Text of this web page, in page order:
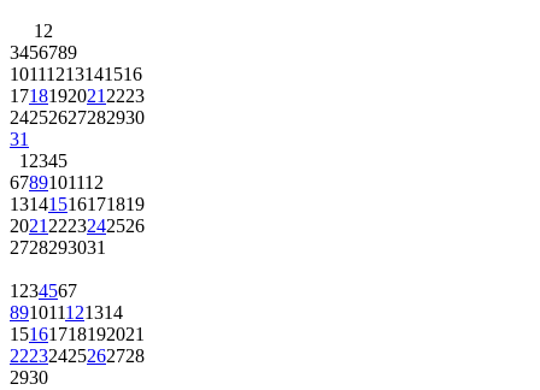
1 2
3456789
10111213141516
1718192021 2223
24252627282930
31
1 2345
6789101112
13141516171819
2021 2223242526
2728293031
1 234567
891011121314
15161718192021
22232425262728
2930